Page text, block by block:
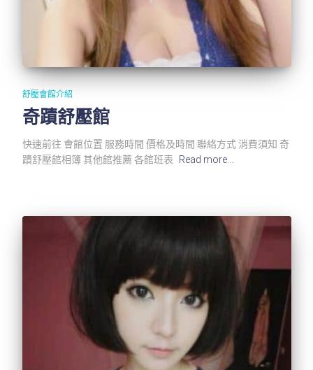
舒壓會館介紹
奇蹟舒壓館
快速前往 會館位置 服務時間 價格及時間 聯絡方式 消費須知 奇
蹟舒壓館相簿 其他館推薦 各館班表
Read more…